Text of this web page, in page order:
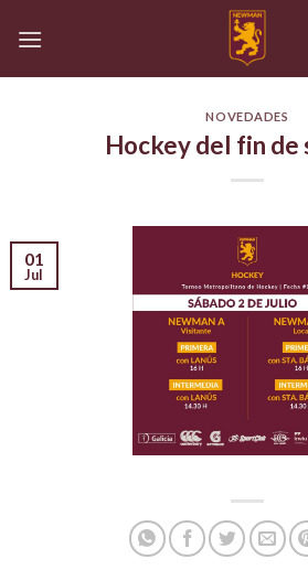
NOVEDADES
Hockey del fin de
01
Jul